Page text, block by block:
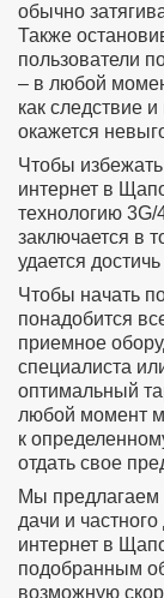
обычно
Также
пользователи
– в любой
как следствие
окажется
Чтобы
интернет в
технологию
заключается в
удается
Чтобы начать
понадобится
приемное
специалиста
оптимальный
любой момент
к
отдать свое
Мы
дачи и
интернет в
подобранным
возможную